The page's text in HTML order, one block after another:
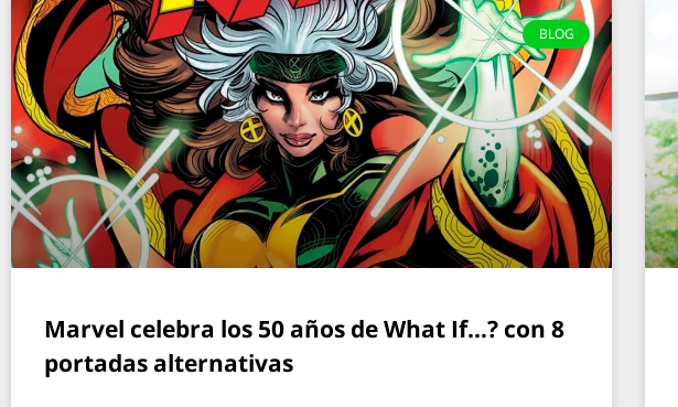
BLOG
Marvel celebra los 50 años de What If…? con 8
portadas alternativas